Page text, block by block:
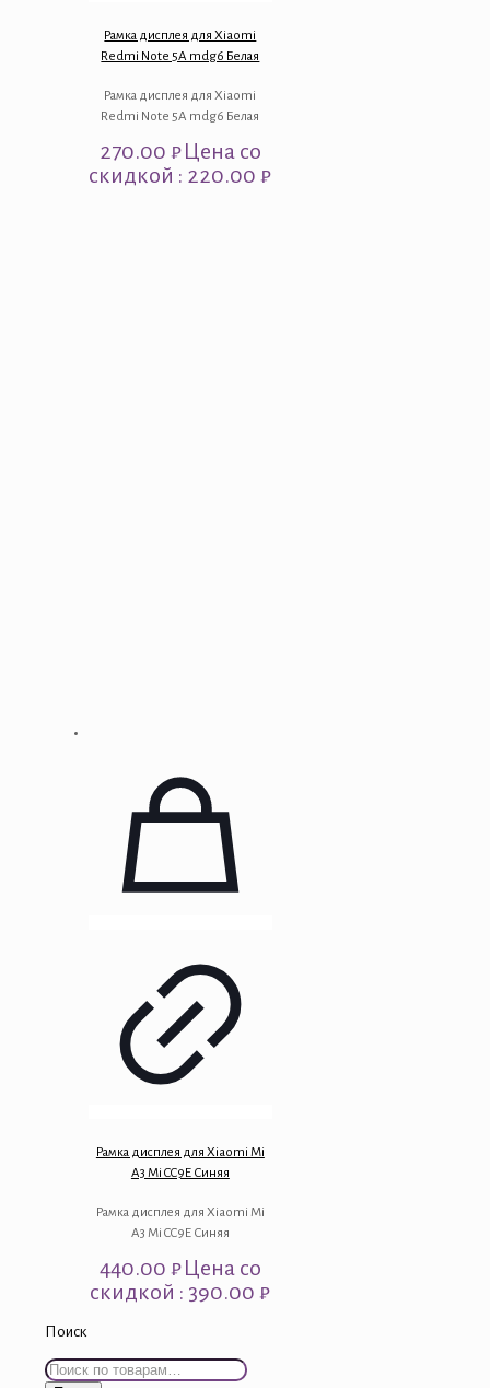
Рамка дисплея для Xiaomi
Redmi Note 5A mdg6 Белая
Рамка дисплея для Xiaomi
Redmi Note 5A mdg6 Белая
270.00 ₽Цена со
скидкой : 220.00 ₽
Рамка дисплея для Xiaomi Mi
A3 Mi CC9E Синяя
Рамка дисплея для Xiaomi Mi
A3 Mi CC9E Синяя
440.00 ₽Цена со
скидкой : 390.00 ₽
Поиск
Искать: